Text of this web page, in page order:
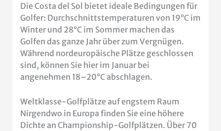
Die Costa del Sol bietet ideale Bedingungen für
Golfer: Durchschnittstemperaturen von 19°C im
Winter und 28°C im Sommer machen das
Golfen das ganze Jahr über zum Vergnügen.
Während nordeuropäische Plätze geschlossen
sind, können Sie hier im Januar bei
angenehmen 18–20°C abschlagen.
Weltklasse-Golfplätze auf engstem Raum
Nirgendwo in Europa finden Sie eine höhere
Dichte an Championship-Golfplätzen. Über 70